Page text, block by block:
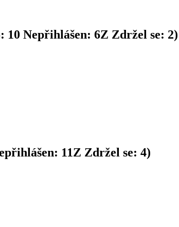
10 Nepřihlášen: 6Z Zdržel se: 2)
11Z Zdržel se: 4)